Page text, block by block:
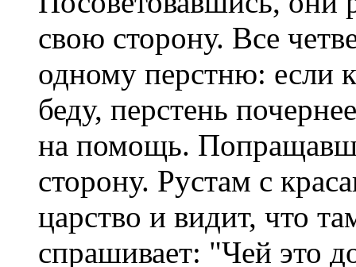
свою сторону. Все
одному перстню: если
беду, перстень
на помощь.
сторону. Рустам с
царство и видит, что
спрашивает: "Чей это